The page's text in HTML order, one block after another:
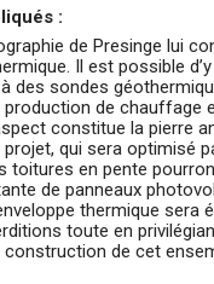
:
de Presinge lui
Il est possible
des sondes
de chauffage
constitue la pierre
qui sera optimisé
toitures en pente
de panneaux
thermique sera
toute en
de cet